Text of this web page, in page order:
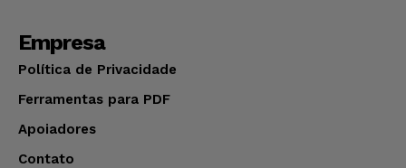
Empresa
Política de Privacidade
Ferramentas para PDF
Apoiadores
Contato